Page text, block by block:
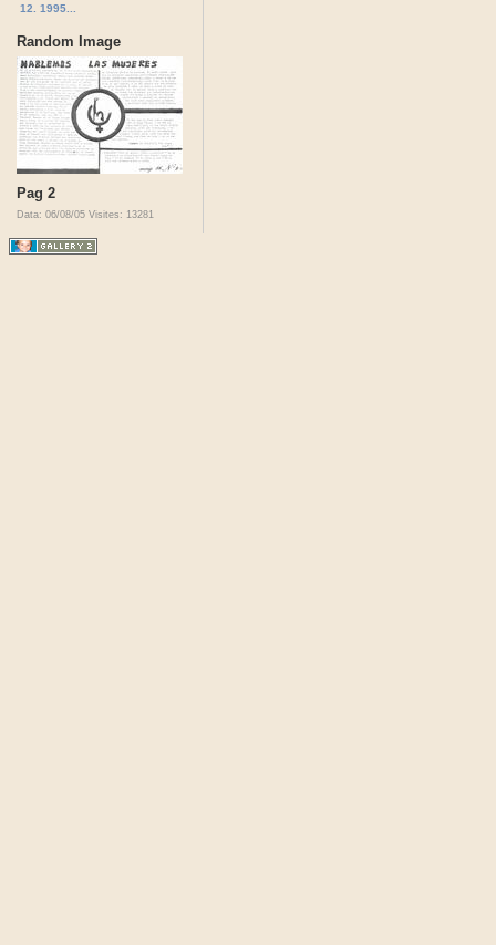
12. 1995...
Random Image
Pag 2
Data: 06/08/05 Visites: 13281